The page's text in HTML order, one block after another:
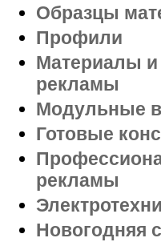
Образцы
Профили
Материалы и
рекламы
Модульные
Готовые
рекламы
Новогодняя